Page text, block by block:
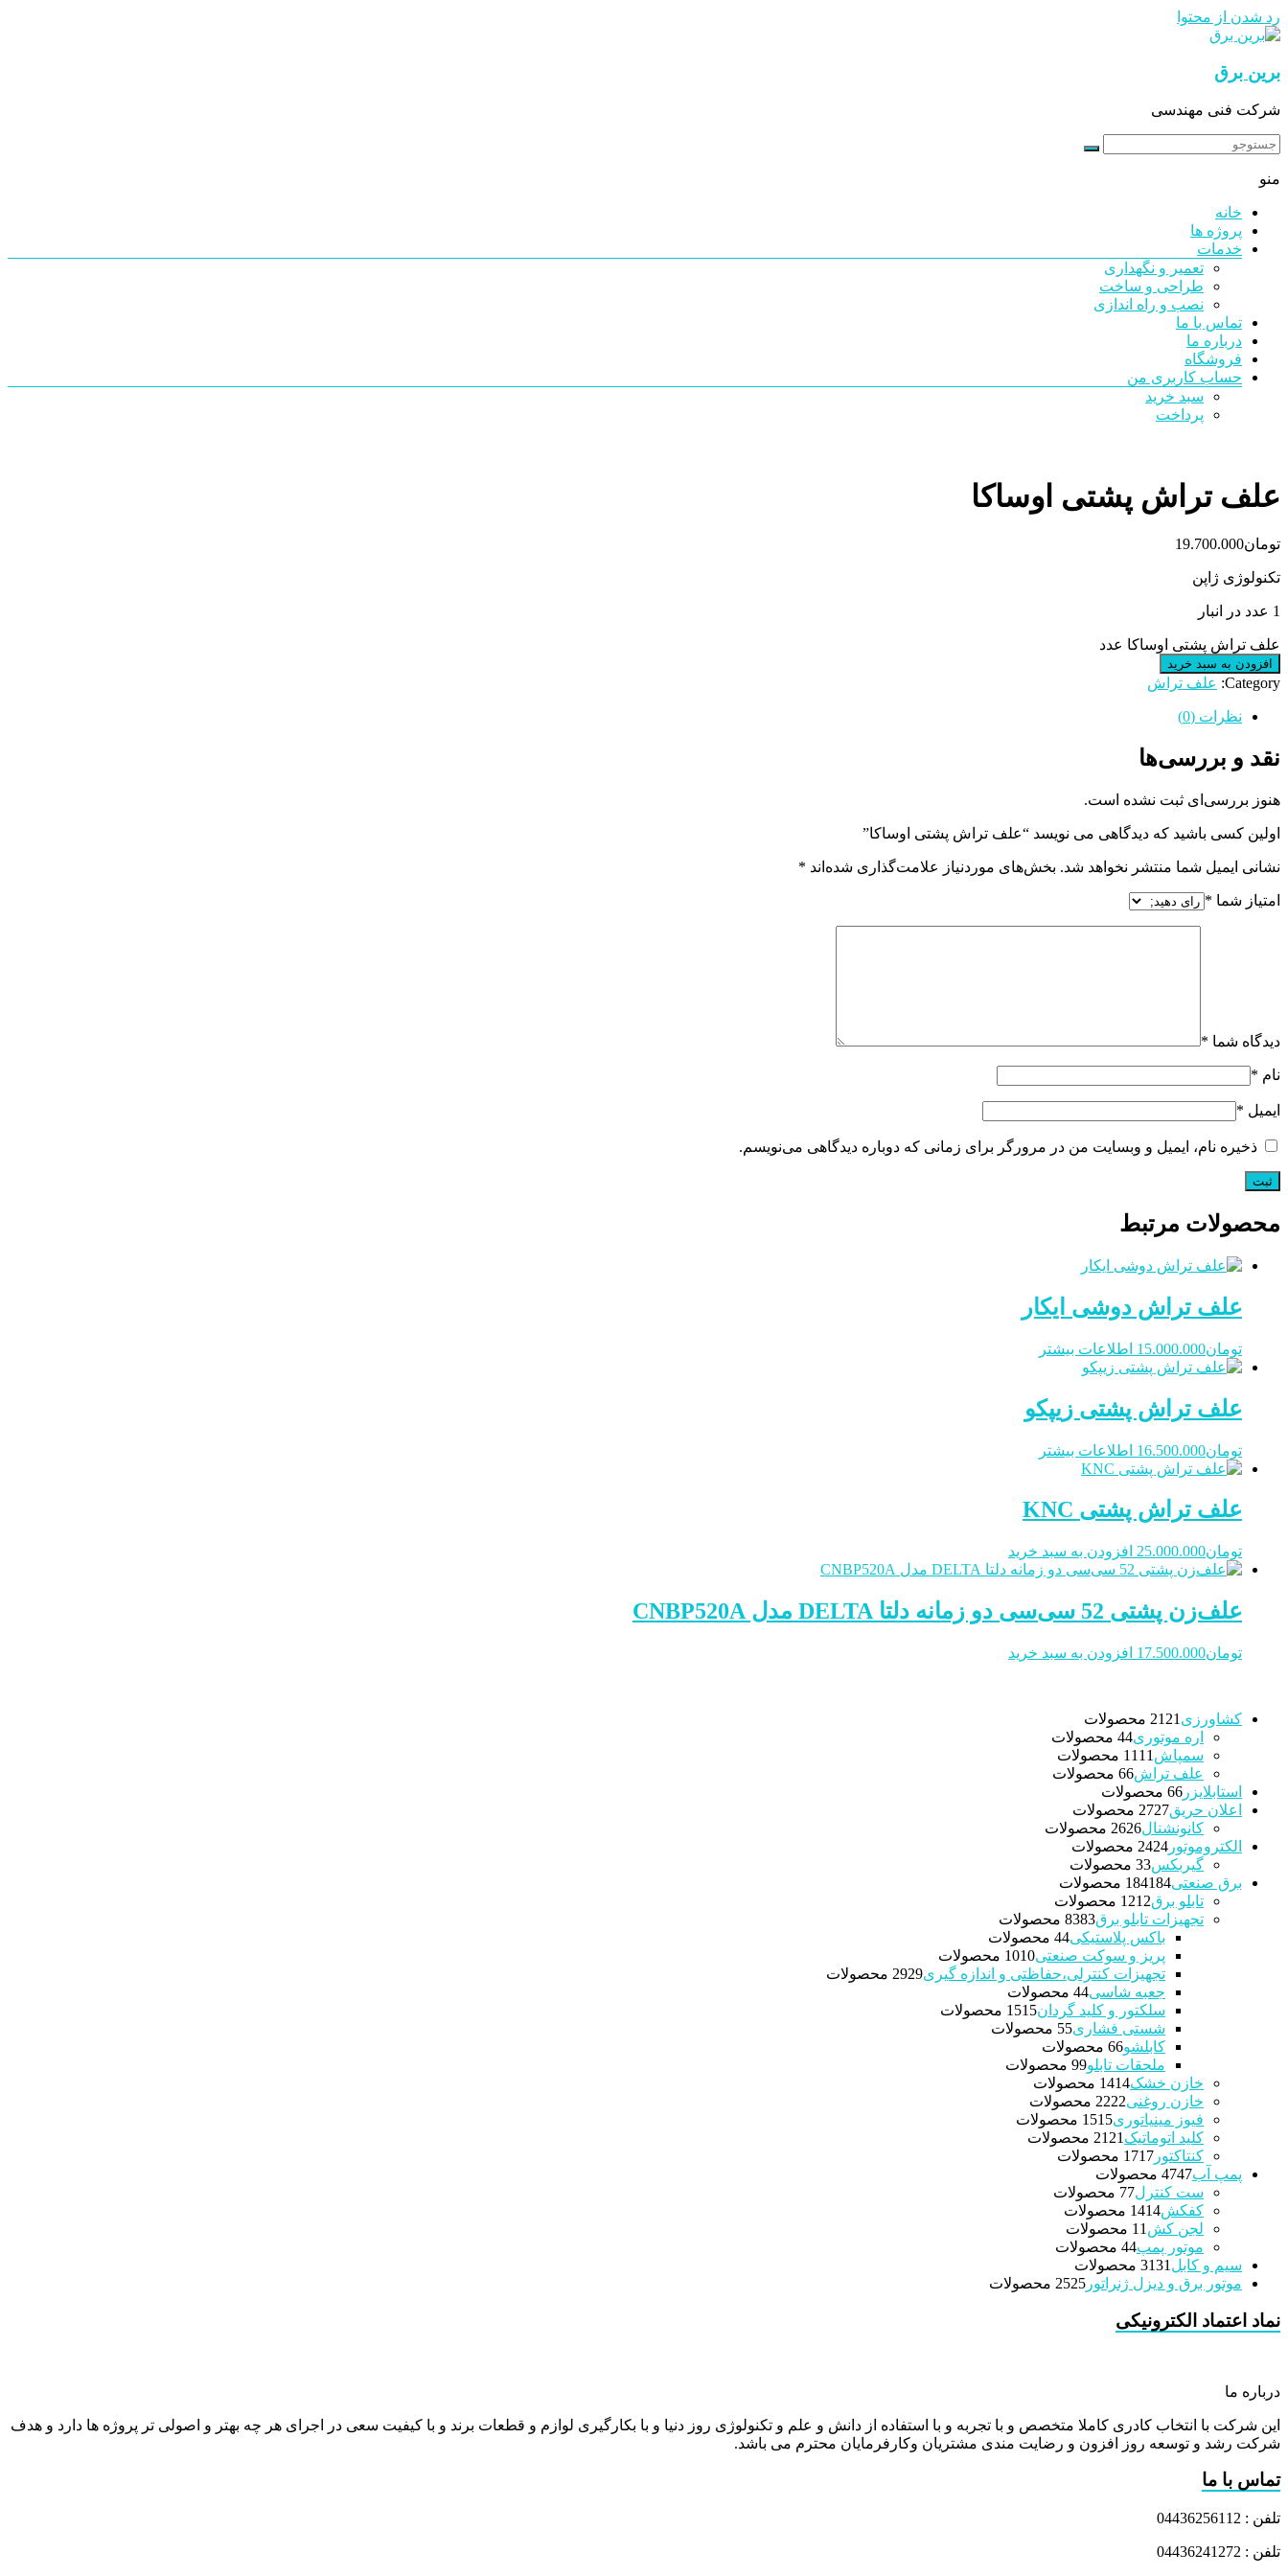
رد شدن از محتوا
برین برق
شرکت فنی مهندسی
منو
خانه
پروژه ها
خدمات
تعمیر و نگهداری
طراحی و ساخت
نصب و راه اندازی
تماس با ما
درباره ما
فروشگاه
حساب کاربری من
سبد خرید
پرداخت
علف تراش پشتی اوساکا
تومان19.700.000
تکنولوژی ژاپن
1 عدد در انبار
علف تراش پشتی اوساکا عدد
افزودن به سبد خرید
Category: علف تراش
نظرات (0)
نقد و بررسی‌ها
هنوز بررسی‌ای ثبت نشده است.
اولین کسی باشید که دیدگاهی می نویسد “علف تراش پشتی اوساکا”
نشانی ایمیل شما منتشر نخواهد شد. بخش‌های موردنیاز علامت‌گذاری شده‌اند *
امتیاز شما *
دیدگاه شما *
نام *
ایمیل *
ذخیره نام، ایمیل و وبسایت من در مرورگر برای زمانی که دوباره دیدگاهی می‌نویسم.
محصولات مرتبط
علف تراش دوشی ایکار
تومان15.000.000 اطلاعات بیشتر
علف تراش پشتی زیپکو
تومان16.500.000 اطلاعات بیشتر
علف تراش پشتی KNC
تومان25.000.000 افزودن به سبد خرید
علف‌زن پشتی 52 سی‌سی دو زمانه دلتا DELTA مدل CNBP520A
تومان17.500.000 افزودن به سبد خرید
کشاورزی 21 21 محصولات
اره موتوری 44 محصولات
سمپاش
11 11 محصولات
علف تراش 66 محصولات
استابلایزر
66 محصولات
اعلان حریق
2727 محصولات
کانونشنال
2626 محصولات
الکتروموتور
2424 محصولات
گیربکس 33 محصولات
برق صنعتی
184184 محصولات
تابلو برق
1212 محصولات
تجهیزات تابلو برق
8383 محصولات
باکس پلاستیکی 44 محصولات
پریز و سوکت صنعتی
1010 محصولات
تجهیزات کنترلی،حفاظتی و اندازه گیری
2929 محصولات
جعبه شاسی 44 محصولات
سلکتور و کلید گردان
1515 محصولات
شستی فشاری 55 محصولات
کابلشو 66 محصولات
ملحقات تابلو 99 محصولات
خازن خشک
1414 محصولات
خازن روغنی
2222 محصولات
فیوز مینیاتوری
1515 محصولات
کلید اتوماتیک
21 21 محصولات
کنتاکتور
1717 محصولات
پمپ آب
4747 محصولات
ست کنترل 77 محصولات
کفکش
1414 محصولات
لجن کش
1 1 محصولات
موتور پمپ 44 محصولات
سیم و کابل
3131 محصولات
موتور برق و دیزل ژنراتور
2525 محصولات
نماد اعتماد الکترونیکی
درباره ما
این شرکت با انتخاب کادری کاملا متخصص و با تجربه و با استفاده از دانش و علم و تکنولوژی روز دنیا و با بکارگیری لوازم و قطعات برند و با کیفیت سعی در اجرای هر چه بهتر و اصولی تر پروژه ها دارد و هدف
شرکت رشد و توسعه روز افزون و رضایت مندی مشتریان وکارفرمایان محترم می باشد.
تماس با ما
تلفن : 04436256112
تلفن : 04436241272